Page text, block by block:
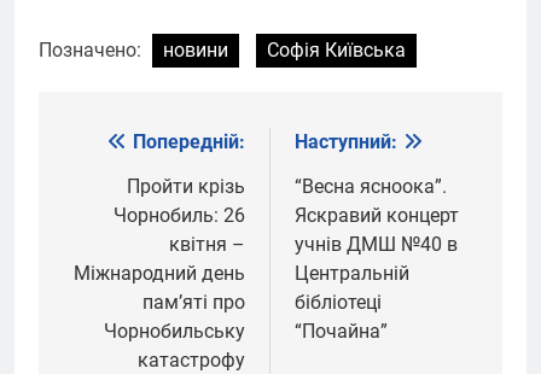
Позначено: новини Софія Київська
Навігація
записів
Попередній:
Пройти крізь
Чорнобиль: 26
квітня –
Міжнародний день
пам’яті про
Чорнобильську
катастрофу
Наступний:
“Весна ясноока”.
Яскравий концерт
учнів ДМШ №40 в
Центральній
бібліотеці
“Почайна”